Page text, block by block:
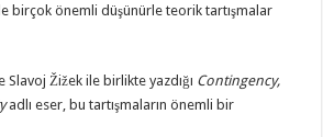
birçok önemli düşünürle teorik tartışmalar
Žižek ile birlikte yazdığı Contingency,
adlı eser, bu tartışmaların önemli bir